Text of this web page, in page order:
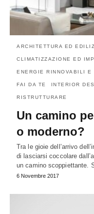
ARCHITETTURA ED
CLIMATIZZAZIONE ED
ENERGIE RINNOVABILI E
FAI DA TE INTERIOR
RISTRUTTURARE
Un camino
o moderno?
Tra le gioie dell’arrivo
di lasciarsi coccolare
un camino scoppiettante.
6 Novembre 2017